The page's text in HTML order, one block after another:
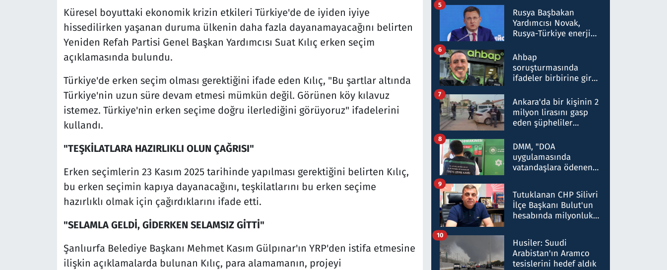
Küresel boyuttaki ekonomik krizin etkileri Türkiye'de de iyiden iyiye
hissedilirken yaşanan duruma ülkenin daha fazla dayanamayacağını belirten
Yeniden Refah Partisi Genel Başkan Yardımcısı Suat Kılıç erken seçim
açıklamasında bulundu.
Türkiye'de erken seçim olması gerektiğini ifade eden Kılıç, "Bu şartlar altında
Türkiye'nin uzun süre devam etmesi mümkün değil. Görünen köy kılavuz
istemez. Türkiye'nin erken seçime doğru ilerlediğini görüyoruz" ifadelerini
kullandı.
"TEŞKİLATLARA HAZIRLIKLI OLUN ÇAĞRISI"
Erken seçimlerin 23 Kasım 2025 tarihinde yapılması gerektiğini belirten Kılıç,
bu erken seçimin kapıya dayanacağını, teşkilatlarını bu erken seçime
hazırlıklı olmak için çağırdıklarını ifade etti.
"SELAMLA GELDİ, GİDERKEN SELAMSIZ GİTTİ"
Şanlıurfa Belediye Başkanı Mehmet Kasım Gülpınar'ın YRP'den istifa etmesine
ilişkin açıklamalarda bulunan Kılıç, para alamamanın, projeyi
Rusya Başbakan
Yardımcısı Novak,
Rusya-Türkiye enerji
nitelikte olduğunu
belirtti
5
Ahbap
soruşturmasında
ifadeler birbirine girdi:
ifadelerinden ortaya
çıkan tablo şok etti
6
Ankara'da bir kişinin 2
milyon lirasını gasp
eden şüpheliler
7
DMM, "DOA
uygulamasında
vatandaşlara ödenen
düşürüldüğü" iddiasını
yalanladı
8
Tutuklanan CHP Silivri
İlçe Başkanı Bulut'un
hesabında milyonluk
talimat verdi, ben
gönderdim
9
Husiler: Suudi
Arabistan'ın Aramco
tesislerini hedef aldık
10